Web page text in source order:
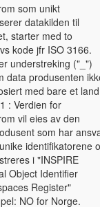
som unikt
datakilden til
starter med to
kode jfr ISO 3166.
understreking ("_")
data produsenten
med bare et
: Verdien for
vil eies av den
som har
identifikatorene
i "INSPIRE
Object Identifier
Register"
NO for Norge.